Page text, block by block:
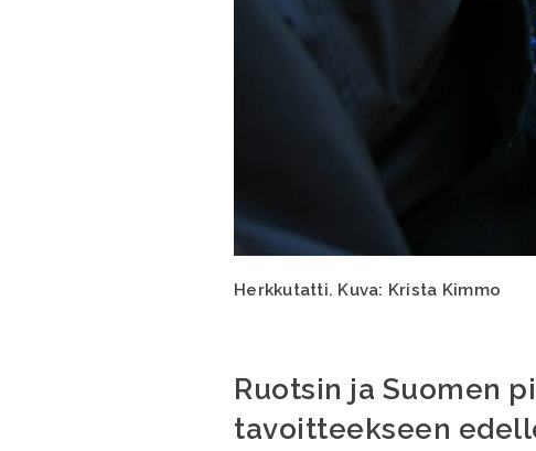
Herkkutatti. Kuva: Krista Kimmo
Ruotsin ja Suomen
tavoitteekseen